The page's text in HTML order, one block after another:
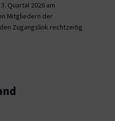
Quartal 2026 am
Mitgliedern der
Zugangslink rechtzeitig